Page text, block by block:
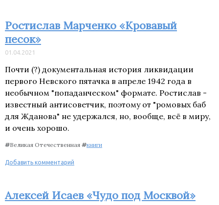
Ростислав Марченко «Кровавый
песок»
01.04.2021
Почти (?) документальная история ликвидации
первого Невского пятачка в апреле 1942 года в
необычном "попаданческом" формате. Ростислав -
известный антисоветчик, поэтому от "ромовых баб
для Жданова" не удержался, но, вообще, всё в миру,
и очень хорошо.
#Великая Отечественная #книги
Добавить комментарий
Алексей Исаев «Чудо под Москвой»